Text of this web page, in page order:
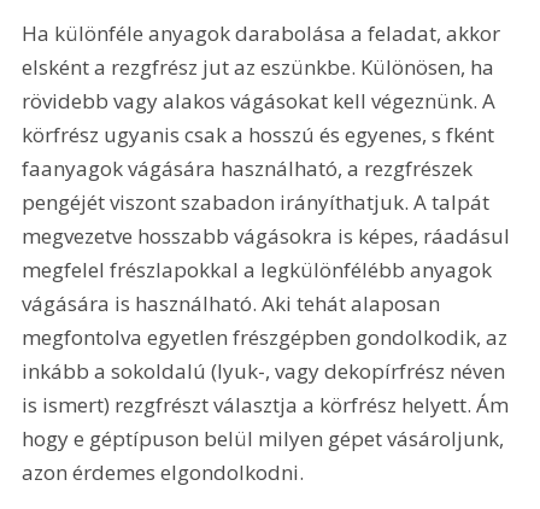
Ha különféle anyagok darabolása a feladat, akkor
elsként a rezgfrész jut az eszünkbe. Különösen, ha
rövidebb vagy alakos vágásokat kell végeznünk. A
körfrész ugyanis csak a hosszú és egyenes, s fként
faanyagok vágására használható, a rezgfrészek
pengéjét viszont szabadon irányíthatjuk. A talpát
megvezetve hosszabb vágásokra is képes, ráadásul
megfelel frészlapokkal a legkülönfélébb anyagok
vágására is használható. Aki tehát alaposan
megfontolva egyetlen frészgépben gondolkodik, az
inkább a sokoldalú (lyuk-, vagy dekopírfrész néven
is ismert) rezgfrészt választja a körfrész helyett. Ám
hogy e géptípuson belül milyen gépet vásároljunk,
azon érdemes elgondolkodni.